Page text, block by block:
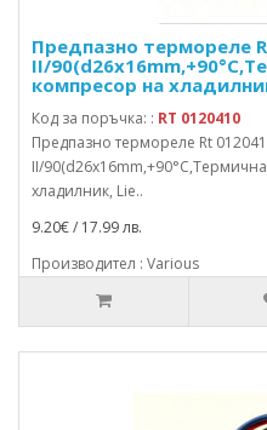
Предпазно термореле
II/
компресор на
Код за поръчка: : RT 0120410
Предпазно термореле Rt
II/
хладилник, Lie..
9.20€ / 17.99 лв.
Производител : Various